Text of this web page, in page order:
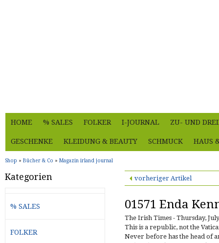
HOME % SALES FOLKER I-JOURNAL ZU- UND
GESCHENKE KLEIDUNG & BEAUTY SCHMUCK HAUS
Shop » Bücher & Co » Magazin irland journal
vorheriger Artikel
01571 Enda
The Irish Times - Thursday,
This is a republic, not the
Never before has the head of
Kategorien
% SALES
FOLKER